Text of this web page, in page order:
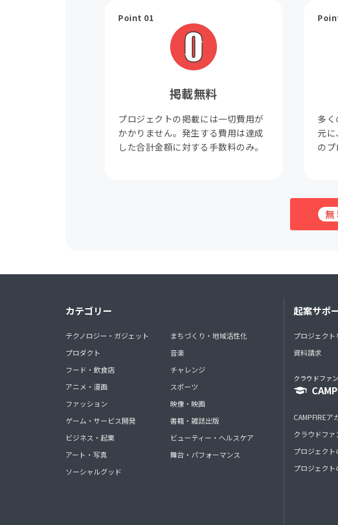
Point 01
掲載無料
プロジェクトの掲載には一切費用が
かかりません。発生する費用は達成
した合計金額に対する手数料のみ。
多
元
のプ
カテゴリー
テクノロジー・ガジェット
プロダクト
フード・飲食店
アニメ・漫画
ファッション
ゲーム・サービス開発
ビジネス・起業
アート・写真
ソーシャルグッド
まちづくり・地域活性化
音楽
チャレンジ
スポーツ
映像・映画
書籍・雑誌出版
ビューティー・ヘルスケア
舞台・パフォーマンス
起案サポ
プロジェクト
資料請求
クラウドファ
CAMPFIREア
クラウドファ
プロジェクト
プロジェクト